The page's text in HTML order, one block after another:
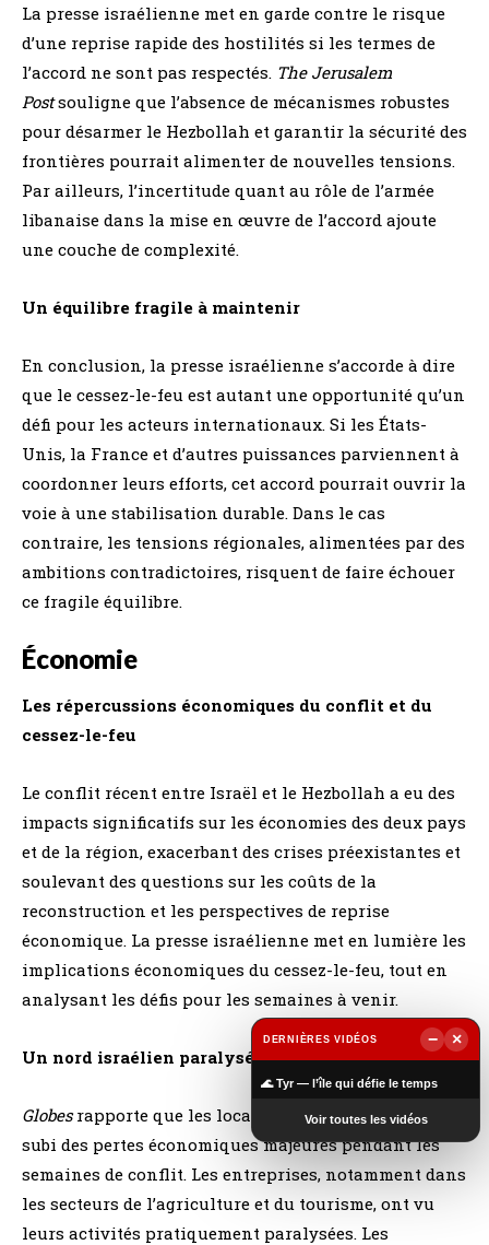
La presse israélienne met en garde contre le risque
d’une reprise rapide des hostilités si les termes de
l’accord ne sont pas respectés. The Jerusalem
Postsouligne que l’absence de mécanismes robustes
pour désarmer le Hezbollah et garantir la sécurité des
frontières pourrait alimenter de nouvelles tensions.
Par ailleurs, l’incertitude quant au rôle de l’armée
libanaise dans la mise en œuvre de l’accord ajoute
une couche de complexité.
Un équilibre fragile à maintenir
En conclusion, la presse israélienne s’accorde à dire
que le cessez-le-feu est autant une opportunité qu’un
défi pour les acteurs internationaux. Si les États-
Unis, la France et d’autres puissances parviennent à
coordonner leurs efforts, cet accord pourrait ouvrir la
voie à une stabilisation durable. Dans le cas
contraire, les tensions régionales, alimentées par des
ambitions contradictoires, risquent de faire échouer
ce fragile équilibre.
Économie
Les répercussions économiques du conflit et du
cessez-le-feu
Le conflit récent entre Israël et le Hezbollah a eu des
impacts significatifs sur les économies des deux pays
et de la région, exacerbant des crises préexistantes et
soulevant des questions sur les coûts de la
reconstruction et les perspectives de reprise
économique. La presse israélienne met en lumière les
implications économiques du cessez-le-feu, tout en
analysant les défis pour les semaines à venir.
Un nord israélien paralysé économiquement
Globesrapporte que les localités du nord d’Israël ont
subi des pertes économiques majeures pendant les
semaines de conflit. Les entreprises, notamment dans
les secteurs de l’agriculture et du tourisme, ont vu
leurs activités pratiquement paralysées. Les
DERNIÈRES VIDÉOS −
×
🌊 Tyr — l’île qui défie le temps
Voir toutes les vidéos